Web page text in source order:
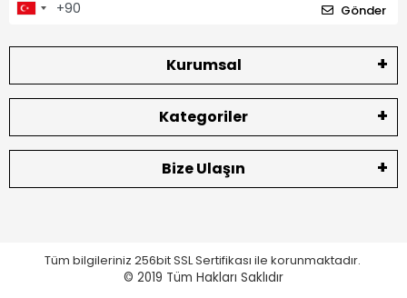
Gönder
Kurumsal
Kategoriler
Bize Ulaşın
Tüm bilgileriniz 256bit SSL Sertifikası ile korunmaktadır.
© 2019 Tüm Hakları Saklıdır